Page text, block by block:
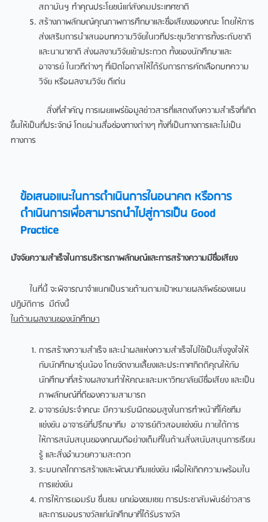
สถาบันฯ ทำคุณประโยชน์แก่สังคมประเทศชาติ
สร้างภาพลักษณ์คุณภาพการศึกษาและชื่อเสียงของคณะ โดยให้การ
ส่งเสริมการนำเสนอบทความวิจัยในเวทีประชุมวิชาการทั้งระดับชาติ
และนานาชาติ ส่งผลงานวิจัยเข้าประกวด ทั้งของนักศึกษาและ
อาจารย์ ในเวทีต่างๆ ที่เปิดโอกาสให้ได้รับการการคัดเลือกบทความ
วิจัย หรือผลงานวิจัย ดีเด่น
สิ่งที่สำคัญ การเผยแพร่ข้อมูลข่าวสารที่แสดงถึงความสำเร็จที่เกิด
ขึ้นให้เป็นที่ประจักษ์ โดยผ่านสื่อช่องทางต่างๆ ทั้งที่เป็นทางการและไม่เป็น
ทางการ
ข้อเสนอแนะในการดำเนินการในอนาคต หรือการ
ดำเนินการเพื่อสามารถนำไปสู่การเป็น Good
Practice
ปัจจัยความสำเร็จในการบริหารภาพลักษณ์และการสร้างความมีชื่อเสียง
ในที่นี้ จะพิจารณาจำแนกเป็นรายด้านตามเป้าหมายผลลัพธ์ของแผน
ปฏิบัติการ มีดังนี้
ในด้านผลงานของนักศึกษา
การสร้างความสำเร็จ และนำผลแห่งความสำเร็จไปใช้เป็นสิ่งจูงใจให้
กับนักศึกษารุ่นน้อง โดยจัดงานเลื้ยงและประกาศกิตติคุณให้กับ
นักศึกษาที่สร้างผลงานทำให้คณะและมหาวิทยาลัยมีชื่อเสียง และเป็น
ภาพลักษณ์ที่ดีของความสามารถ
อาจารย์ประจำคณะ มีความรับผิดขอบสูงในการทำหน้าที่โค้ชทีม
แข่งขัน อาจารย์ที่ปรึกษาทีม อาจารย์ติวสอบแข่งขัน ภายใต้การ
ให้การสนับสนุนของคณบดีอย่างเต็มที่ในด้านสิ่งสนับสนุนการเรียน
รู้ และสิ่งอำนวยความสะดวก
ระบบกลไกการสร้างและพัฒนาทีมแข่งขัน เพื่อให้เกิดความพร้อมใน
การแข่งขัน
การให้การยอมรับ ชื่นชม ยกย่องชมเชย การประชาสัมพันธ์ข่าวสาร
และการมอบรางวัลแก่นักศึกษาที่ได้รับรางวัล